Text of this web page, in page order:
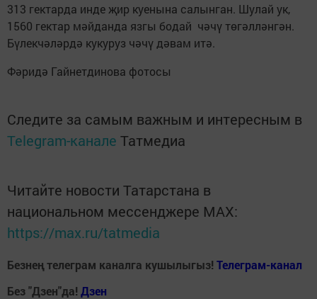
313 гектарда инде җир куенына салынган. Шулай ук,
1560 гектар мәйданда язгы бодай чәчү төгәлләнгән.
Бүлекчәләрдә кукуруз чәчү дәвам итә.
Фәридә Гайнетдинова фотосы
Следите за самым важным и интересным в
Telegram-канале Татмедиа
Читайте новости Татарстана в
национальном мессенджере MАХ:
https://max.ru/tatmedia
Безнең телеграм каналга кушылыгыз! Телеграм-канал
Без "Дзен"да! Дзен